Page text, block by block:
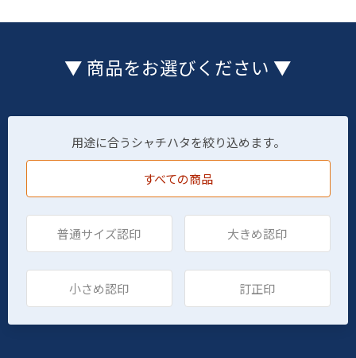
▼ 商品をお選びください ▼
用途に合うシャチハタを絞り込めます。
すべての商品
普通サイズ認印 大きめ認印
小さめ認印 訂正印